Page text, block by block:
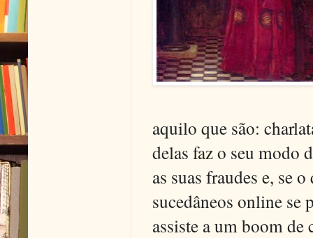
aquilo que são:
delas faz o seu modo
as suas fraudes e, se
sucedâneos online se
assiste a um boom de